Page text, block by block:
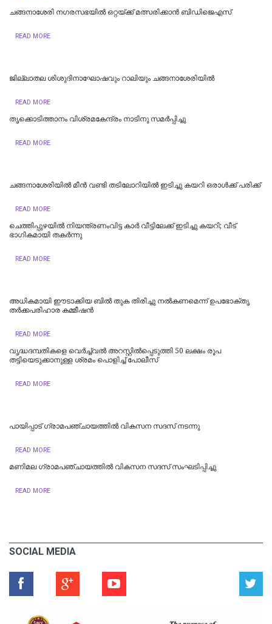
ചങ്ങനാശേരി നഗരസഭയിൽ ഒറ്റയ്ക്ക് മത്സരിക്കാൻ ബിഡിജെഎസ്
READ MORE
ജില്ലാതല ശിശുദിനാഘോഷവും റാലിയും ചങ്ങനാശേരിയില്‍
READ MORE
തൃക്കൊടിത്താനം വിശ്രമകേന്ദ്രം നാടിനു സമർപ്പിച്ചു
READ MORE
ചങ്ങനാശേരിയില്‍ മീന്‍ വണ്ടി തടിലോറിയില്‍ ഇടിച്ചു കയറി ഒരാള്‍ക്ക് പരിക്ക്
READ MORE
ചെത്തിപ്പുഴയിൽ നിയന്ത്രണംവിട്ട കാർ വീട്ടിലേക്ക് ഇടിച്ചു കയറി; വീട്
ഭാഗികമായി തകർന്നു
READ MORE
അധികമായി ഈടാക്കിയ ബിൽ തുക തിരിച്ചു നൽകണമെന്ന് ഉപഭോക്തൃ
തർക്കപരിഹാര കമ്മീഷൻ
READ MORE
വൃദ്ധദമ്പതികളെ വെർച്ച്വൽ അറസ്റ്റിൽപ്പെടുത്തി 50 ലക്ഷം രൂപ
തട്ടിയെടുക്കാനുള്ള ശ്രമം പൊളിച്ച് പോലീസ്
READ MORE
പായിപ്പാട് ഗ്രാമപഞ്ചായത്തിൽ വികസന സദസ് നടന്നു
READ MORE
മണിമല ഗ്രാമപഞ്ചായത്തിൽ വികസന സദസ് സംഘടിപ്പിച്ചു
READ MORE
SOCIAL MEDIA